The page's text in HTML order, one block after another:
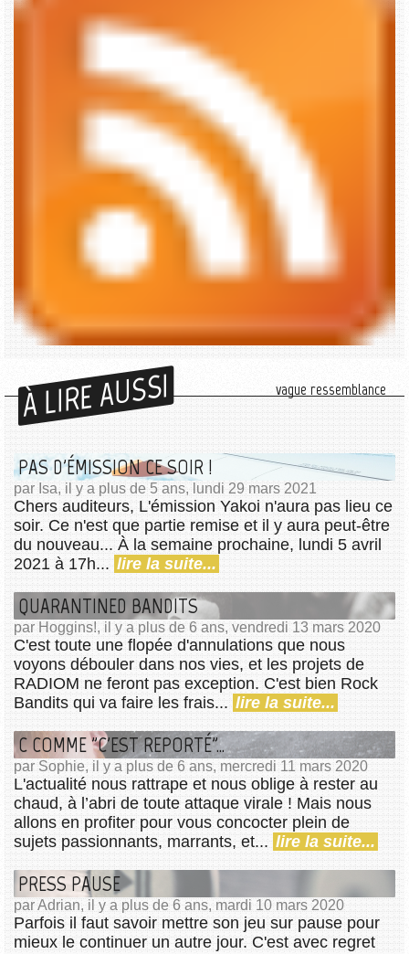
À LIRE AUSSI vague ressemblance
PAS D'ÉMISSION CE SOIR !
par Isa, il y a plus de 5 ans, lundi 29 mars 2021
Chers auditeurs, L'émission Yakoi n'aura pas lieu ce
soir. Ce n'est que partie remise et il y aura peut-être
du nouveau... À la semaine prochaine, lundi 5 avril
2021 à 17h... lire la suite...
QUARANTINED BANDITS
par Hoggins!, il y a plus de 6 ans, vendredi 13 mars 2020
C'est toute une flopée d'annulations que nous
voyons débouler dans nos vies, et les projets de
RADIOM ne feront pas exception. C'est bien Rock
Bandits qui va faire les frais... lire la suite...
C COMME "C'EST REPORTÉ"...
par Sophie, il y a plus de 6 ans, mercredi 11 mars 2020
L'actualité nous rattrape et nous oblige à rester au
chaud, à l’abri de toute attaque virale ! Mais nous
allons en profiter pour vous concocter plein de
sujets passionnants, marrants, et... lire la suite...
PRESS PAUSE
par Adrian, il y a plus de 6 ans, mardi 10 mars 2020
Parfois il faut savoir mettre son jeu sur pause pour
mieux le continuer un autre jour. C'est avec regret